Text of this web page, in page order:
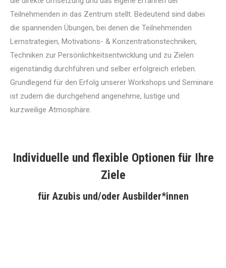
Teilnehmenden in das Zentrum stellt. Bedeutend sind dabei
die spannenden Übungen, bei denen die Teilnehmenden
Lernstrategien, Motivations- & Konzentrationstechniken,
Techniken zur Persönlichkeitsentwicklung und zu Zielen
eigenständig durchführen und selber erfolgreich erleben.
Grundlegend für den Erfolg unserer Workshops und Seminare
ist zudem die durchgehend angenehme, lustige und
kurzweilige Atmosphäre.
Individuelle und flexible Optionen für Ihre
Ziele
für Azubis und/oder Ausbilder*innen